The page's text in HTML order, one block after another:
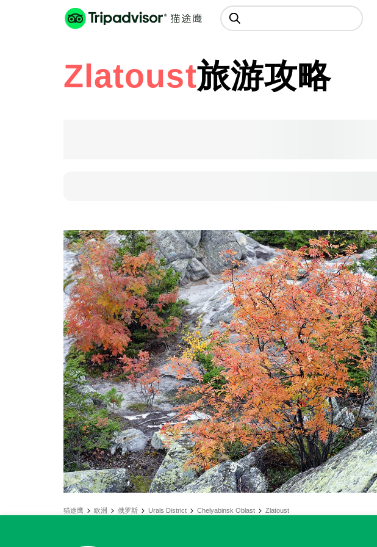
猫途鹰:景点、酒店、美食十亿条
点评
Zlatoust旅游攻略
猫途鹰 欧洲 俄罗斯 Urals District Chelyabinsk Oblast Zlatoust